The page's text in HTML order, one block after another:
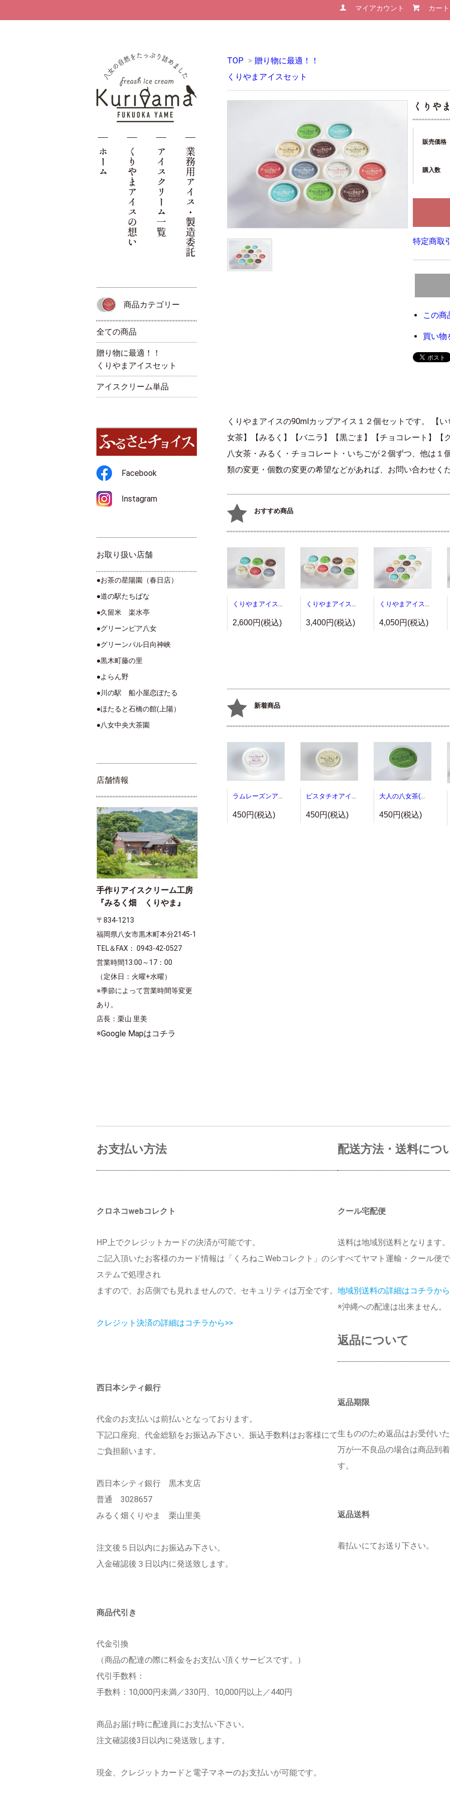
マイアカウント カー
TOP > 贈り物に最適！！
くりやまアイスセット
くりや
販売価格
購入数
特定商取
この商
買い物
くりやまアイスの90mlカップアイス１２個セットです。 【
女茶】【みるく】【バニラ】【黒ごま】【チョコレート】【
八女茶・みるく・チョコレート・いちごが２個ずつ、他は１
類の変更・個数の変更の希望などがあれば、お問い合わせく
おすすめ商品
くりやまアイス６個セット
2,600円(税込)
くりやまアイス８個セット
3,400円(税込)
くりやまアイス１０個セット
4,050円(税込)
新着商品
ラムレーズンアイス(単品)
450円(税込)
ピスタチオアイス(単品)
450円(税込)
大人の八女茶(単品)
450円(税込)
商品カテゴリー
全ての商品
贈り物に最適！！
くりやまアイスセット
アイスクリーム単品
Facebook
Instagram
お取り扱い店舗
●お茶の星陽園（春日店）
●道の駅たちばな
●久留米 楽水亭
●グリーンピア八女
●グリーンパル日向神峡
●黒木町藤の里
●よらん野
●川の駅 船小屋恋ぼたる
●ほたると石橋の館(上陽）
●八女中央大茶園
店舗情報
手作りアイスクリーム工房
『みるく畑 くりやま』
〒834-1213
福岡県八女市黒木町本分2145-1
TEL＆FAX： 0943-42-0527
営業時間13:00～17：00
（定休日：火曜+水曜）
※季節によって営業時間等変更
あり。
店長：栗山 里美
※Google Mapはコチラ
お支払い方法
クロネコwebコレクト
HP上でクレジットカードの決済が可能です。
ご記入頂いたお客様のカード情報は「くろねこWebコレクト」のシ
ステムで処理され
ますので、お店側でも見れませんので、セキュリティは万全です。
クレジット決済の詳細はコチラから>>
西日本シティ銀行
代金のお支払いは前払いとなっております。
下記口座宛、代金総額をお振込み下さい、振込手数料はお客様にて
ご負担願います。
西日本シティ銀行 黒木支店
普通 3028657
みるく畑くりやま 栗山里美
注文後５日以内にお振込み下さい。
入金確認後３日以内に発送致します。
商品代引き
代金引換
（商品の配達の際に料金をお支払い頂くサービスです。）
代引手数料：
手数料：10,000円未満／330円、10,000円以上／440円
商品お届け時に配達員にお支払い下さい。
注文確認後3日以内に発送致します。
現金、クレジットカードと電子マネーのお支払いが可能です。
配送方法・送料につ
クール宅配便
送料は地域別送料となります。
すべてヤマト運輸・クール便
地域別送料の詳細はコチラか
※沖縄への配達は出来ません。
返品について
返品期限
生もののため返品はお受付い
万が一不良品の場合は商品到
す。
返品送料
着払いにてお送り下さい。